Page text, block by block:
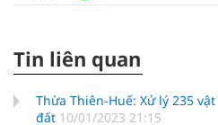
Tin liên quan
Thừa Thiên-Huế: Xử lý 235
đất 10/01/2023 21:15